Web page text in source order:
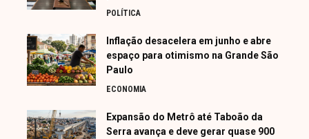
POLÍTICA
Inflação desacelera em junho e abre
espaço para otimismo na Grande São
Paulo
ECONOMIA
Expansão do Metrô até Taboão da
Serra avança e deve gerar quase 900